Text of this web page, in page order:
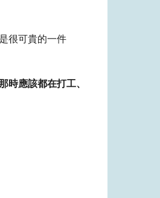
很可貴的一件
時應該都在打工、